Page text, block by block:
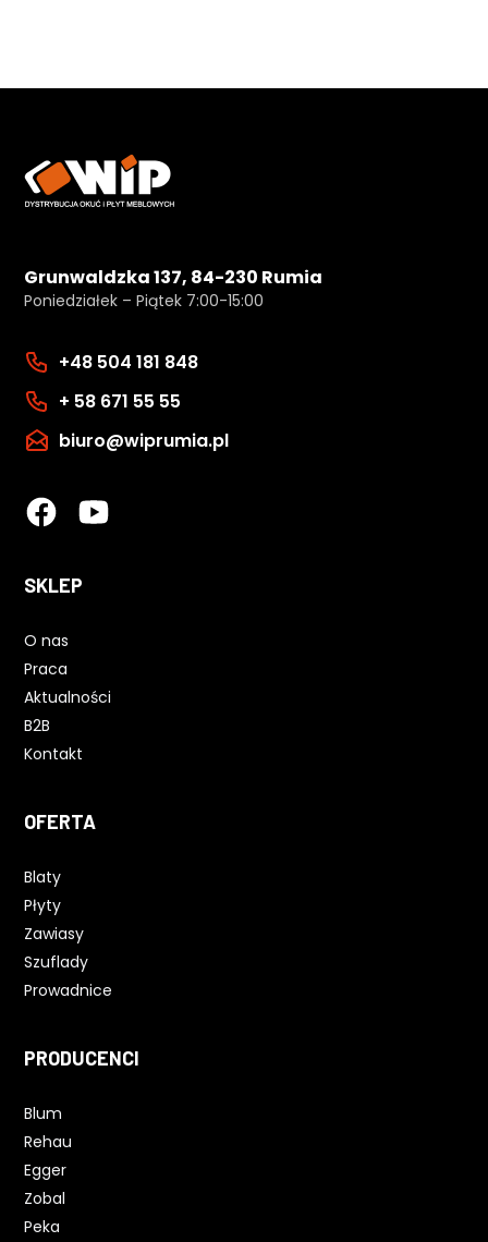
Grunwaldzka 137, 84-230 Rumia
Poniedziałek – Piątek 7:00-15:00
+48 504 181 848
+ 58 671 55 55
biuro@wiprumia.pl
SKLEP
O nas
Praca
Aktualności
B2B
Kontakt
OFERTA
Blaty
Płyty
Zawiasy
Szuflady
Prowadnice
PRODUCENCI
Blum
Rehau
Egger
Zobal
Peka